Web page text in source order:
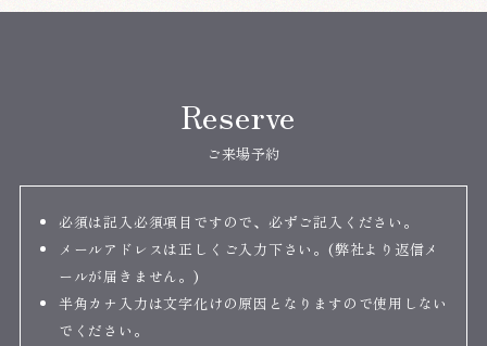
Reserve
ご来場予約
必須は記入必須項目ですので、必ずご記入ください。
メールアドレスは正しくご入力下さい。(弊社より返信メ
ールが届きません。)
半角カナ入力は文字化けの原因となりますので使用しない
でください。